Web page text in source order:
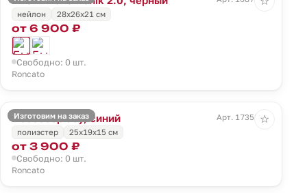
нейлон
28x26x21 см
от 6 900 ₽
Свободно: 0 шт.
Roncato
Изготовим на заказ
Несессер Joy, синий
Арт. 17358.40
полиэстер
25x19x15 см
от 3 900 ₽
Свободно: 0 шт.
Roncato
☆